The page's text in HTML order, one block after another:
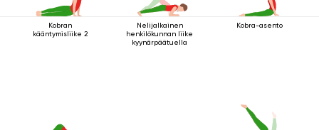
Kobran
kääntymisliike 2
Nelijalkainen
henkilökunnan liike
kyynärpäätuella
Kobra-asento